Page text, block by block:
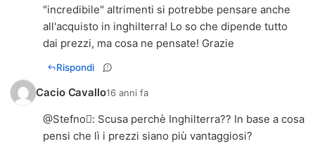
"incredibile" altrimenti si potrebbe pensare anche
all'acquisto in inghilterra! Lo so che dipende tutto
dai prezzi, ma cosa ne pensate! Grazie
Rispondi
Cacio Cavallo16 anni fa
@Stefno: Scusa perchè Inghilterra?? In base a cosa
pensi che lì i prezzi siano più vantaggiosi?